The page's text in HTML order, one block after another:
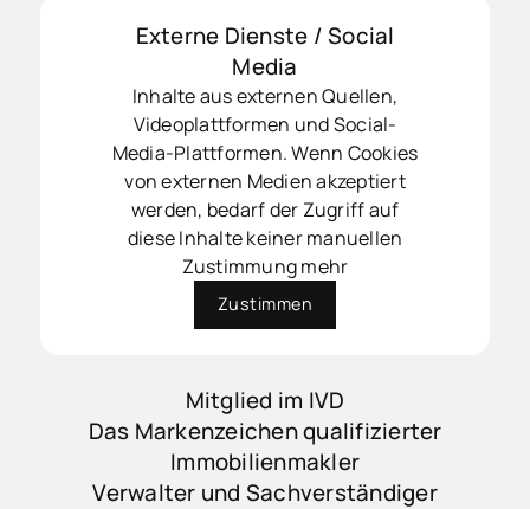
Externe Dienste / Social
Media
Inhalte aus externen Quellen,
Videoplattformen und Social-
Media-Plattformen. Wenn Cookies
von externen Medien akzeptiert
werden, bedarf der Zugriff auf
diese Inhalte keiner manuellen
Zustimmung mehr
Zustimmen
Mitglied im IVD
Das Markenzeichen qualifizierter
Immobilienmakler
Verwalter und Sachverständiger